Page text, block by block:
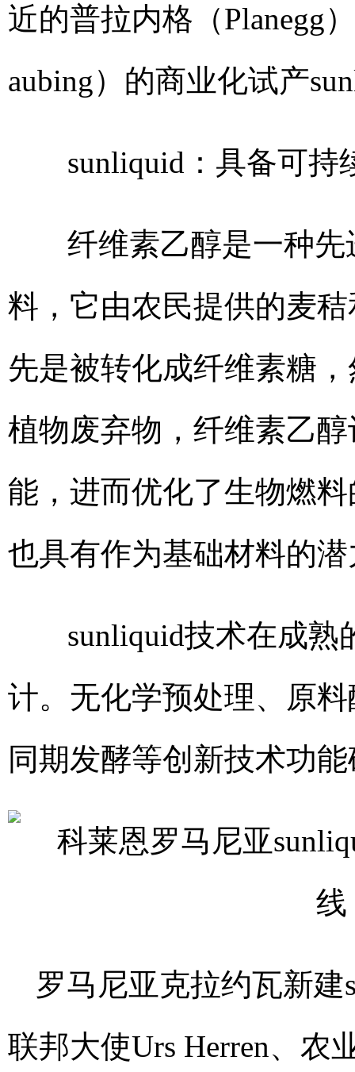
近的普拉内格（Planegg
aubing）的商业化试产
sunliquid：具备可持
纤维素乙醇是一种先
料，它由农民提供的麦
先是被转化成纤维素糖
植物废弃物，纤维素乙
能，进而优化了生物燃
也具有作为基础材料的
sunliquid技术在成熟
计。无化学预处理、原
同期发酵等创新技术功
罗马尼亚克拉约瓦新
联邦大使Urs Herren、农